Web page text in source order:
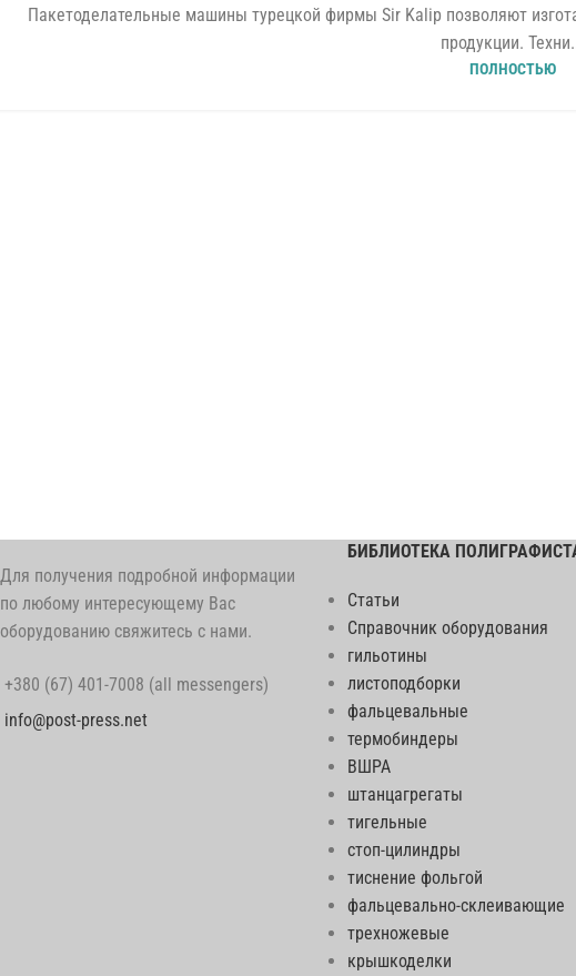
Пакетоделательные машины турецкой фирмы Sir Kalip позволяют
продукции.
ПОЛНОСТЬЮ
Для получения подробной информации
по любому интересующему Вас
оборудованию свяжитесь с нами.
+380 (67) 401-7008 (all messengers)
info@post-press.net
БИБЛИОТЕКА
Статьи
Справочник оборудования
гильотины
листоподборки
фальцевальные
термобиндеры
ВШРА
штанцагрегаты
тигельные
стоп-цилиндры
тиснение фольгой
фальцевально-склеивающие
трехножевые
крышкоделки